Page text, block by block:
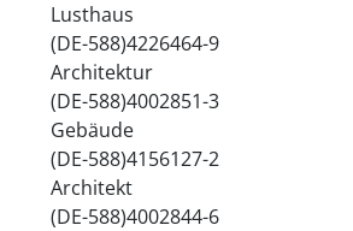
Lusthaus
(DE-588)4226464-9
Architektur
(DE-588)4002851-3
Gebäude
(DE-588)4156127-2
Architekt
(DE-588)4002844-6